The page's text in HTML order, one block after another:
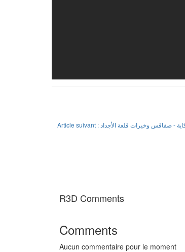
R3D Comments
Comments
Aucun commentaire pour le moment